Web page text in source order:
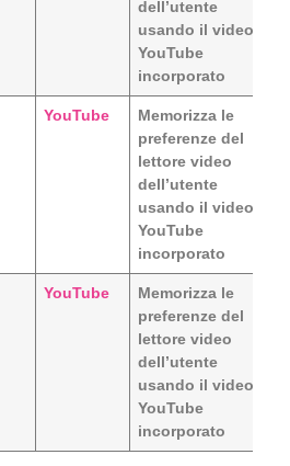
dell’utente
usando il video
YouTube
incorporato
YouTube
Memorizza le
preferenze del
lettore video
dell’utente
usando il video
YouTube
incorporato
YouTube
Memorizza le
preferenze del
lettore video
dell’utente
usando il video
YouTube
incorporato